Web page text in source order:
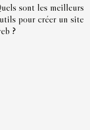
sont les meilleurs
pour créer un site
?